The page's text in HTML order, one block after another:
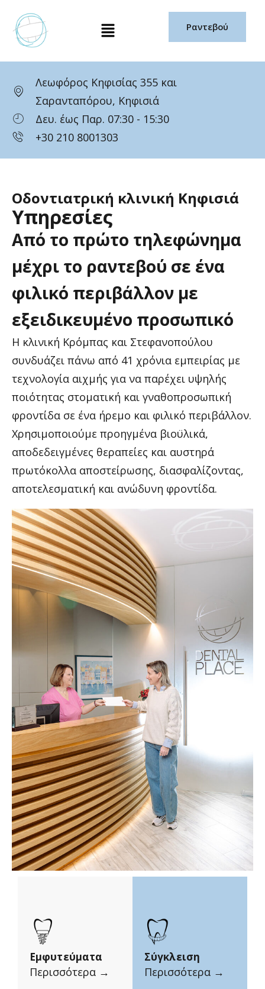
στο
περιεχόμενο
Μενού Ραντεβού
Λεωφόρος Κηφισίας 355 και
Σαρανταπόρου, Κηφισιά
Δευ. έως Παρ. 07:30 - 15:30
+30 210 8001303
Οδοντιατρική κλινική Κηφισιά
Υπηρεσίες
Από το πρώτο τηλεφώνημα
μέχρι το ραντεβού σε ένα
φιλικό περιβάλλον με
εξειδικευμένο προσωπικό
Η κλινική Κρόμπας και Στεφανοπούλου
συνδυάζει πάνω από 41 χρόνια εμπειρίας με
τεχνολογία αιχμής για να παρέχει υψηλής
ποιότητας στοματική και γναθοπροσωπική
φροντίδα σε ένα ήρεμο και φιλικό περιβάλλον.
Χρησιμοποιούμε προηγμένα βιοϋλικά,
αποδεδειγμένες θεραπείες και αυστηρά
πρωτόκολλα αποστείρωσης, διασφαλίζοντας,
αποτελεσματική και ανώδυνη φροντίδα.
Εμφυτεύματα
Περισσότερα →
Σύγκλειση
Περισσότερα →